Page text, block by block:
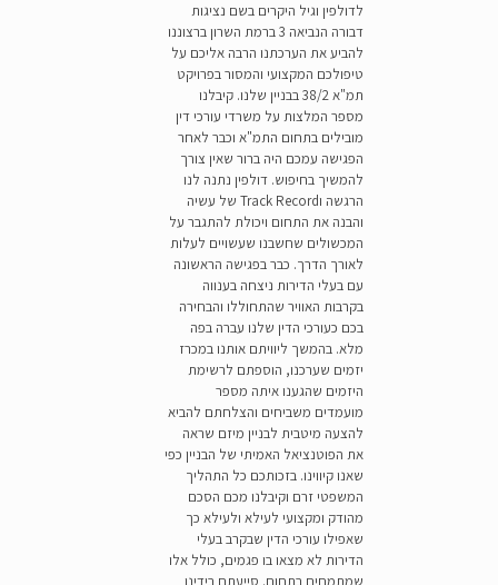
לדולפין וגיל היקרים בשם נציגות
דבורה הנביאה 3 ברמת השרון ברצוננו
להביע את הערכתנו הרבה אליכם על
טיפולכם המקצועי והמסור בפרויקט
תמ"א 38/2 בבניין שלנו. קיבלנו
מספר המלצות על משרדי עורכי דין
מובילים בתחום התמ"א וכבר לאחר
הפגישה עמכם היה ברור שאין צורך
להמשיך בחיפוש. דולפין נתנה לנו
הרגשה וTrack Record של עשיה
והבנה את התחום ויכולת להתגבר על
המכשולים שחשבנו שעשויים לעלות
לאורך הדרך. כבר בפגישה הראשונה
עם בעלי הדירות ניצחה בענווה
בקרבות האוויר שהתחוללו והבחירה
בכם כעורכי הדין שלנו עברה בפה
מלא. בהמשך ליוויתם אותנו במכרז
יזמים שערכנו, הוספתם לרשימת
היזמים שהגענו איתה מספר
מועמדים משביחים והצלחתם להביא
להצעה מיטבית לבניין מיזם שראה
את הפוטנציאל האמיתי של הבניין כפי
שאנו קיווינו. בזכותכם כל התהליך
המשפטי זרם וקיבלנו מכם הסכם
מהודק ומקצועי לעילא ולעילא כך
שאפילו עורכי הדין שבקרב בעלי
הדירות לא מצאו בו פגמים, כולל אלו